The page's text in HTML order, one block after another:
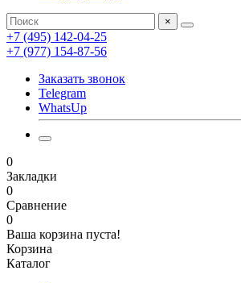
×
+7 (495) 142-04-25
+7 (977) 154-87-56
Заказать звонок
Telegram
WhatsUp
0
Закладки
0
Сравнение
0
Ваша корзина пуста!
Корзина
Каталог